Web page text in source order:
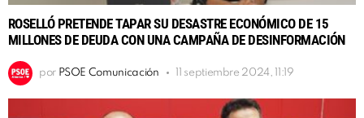
ROSELLÓ PRETENDE TAPAR SU DESASTRE ECONÓMICO DE 15
MILLONES DE DEUDA CON UNA CAMPAÑA DE DESINFORMACIÓN
por PSOE Comunicación 11 septiembre 2024, 11:19